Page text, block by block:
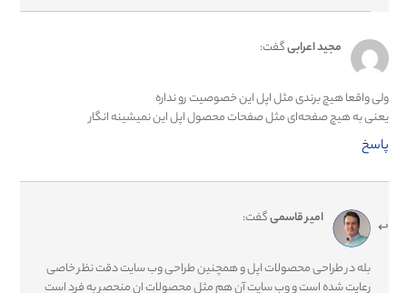
مجید اعرابیگفت:
ولی واقعا هیچ برندی مثل اپل این خصوصیت رو نداره
یعنی به هیچ صفحه‌ای مثل صفحات محصول اپل این نمیشینه انگار
پاسخ
امیر قاسمیگفت:
بله در طراحی محصولات اپل و همچنین طراحی وب سایت دقت نظر خاصی
رعایت شده است و وب سایت آن هم مثل محصولات ان منحصر به فرد است